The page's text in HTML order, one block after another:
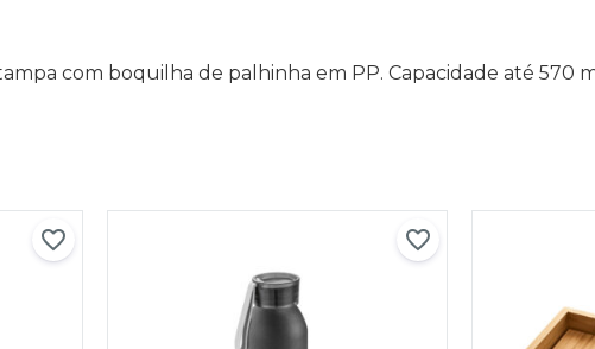
com boquilha de palhinha em PP. Capacidade até 570